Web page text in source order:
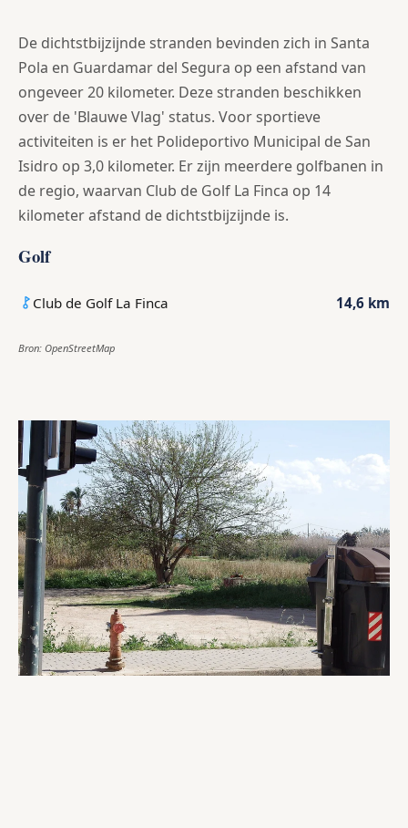
De dichtstbijzijnde stranden bevinden zich in Santa
Pola en Guardamar del Segura op een afstand van
ongeveer 20 kilometer. Deze stranden beschikken
over de 'Blauwe Vlag' status. Voor sportieve
activiteiten is er het Polideportivo Municipal de San
Isidro op 3,0 kilometer. Er zijn meerdere golfbanen in
de regio, waarvan Club de Golf La Finca op 14
kilometer afstand de dichtstbijzijnde is.
Golf
Club de Golf La Finca 14,6 km
Bron: OpenStreetMap